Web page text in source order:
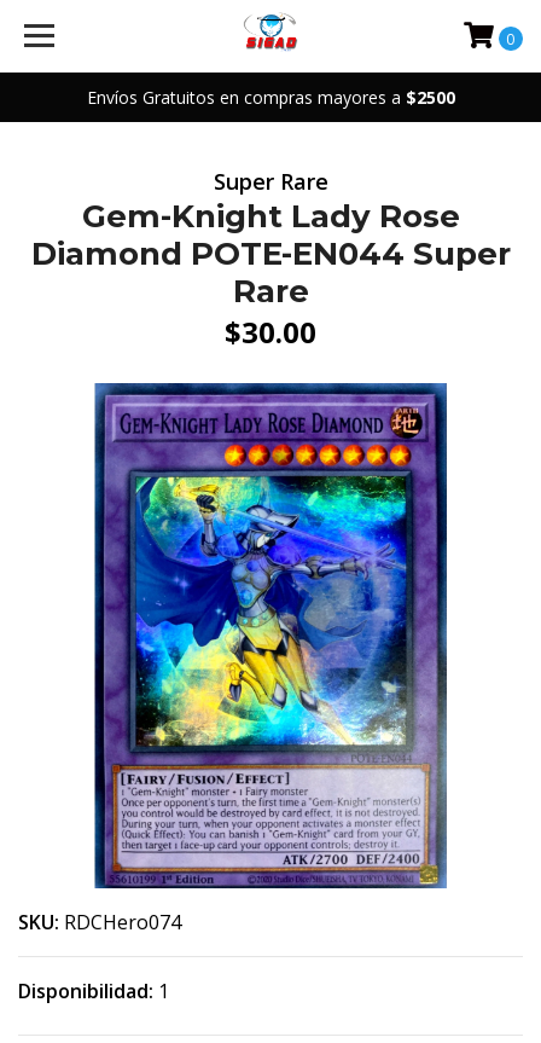
Envíos Gratuitos en compras mayores a $2500
0
Super Rare
Gem-Knight Lady Rose
Diamond POTE-EN044 Super
Rare
$30.00
SKU: RDCHero074
Disponibilidad: 1